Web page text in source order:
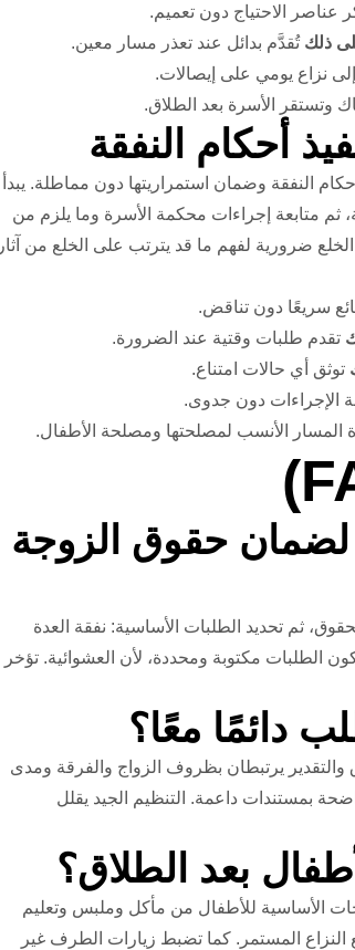
عناصر الاحتياج دون تعميم.
ذلك تُقدَّم بدائل عند تعذر مسار معين.
نزاع يومي على إيصالات.
وتستقر الأسرة بعد الطلاق.
النفقة وضمان استمراريتها دون مماطلة. يبدأ
ثم متابعة إجراءات محكمة الأسرة وما يلزم من
ضرورية لفهم ما قد يترتب على الخلع من آثار
سريعًا دون تناقض.
تقدم طلبات وقتية عند الضرورة.
توثق أي حالات امتناع.
الإجراءات دون جدوى.
المسار الأنسب لمصلحتها ومصلحة الأطفال.
لضمان حقوق الزوجة
ثم تحديد الطلبات الأساسية: نفقة العدة
الطلبات مكتوبة ومحددة، لأن العشوائية. تؤخر
والتقدير يرتبطان بظروف الزواج والفرقة ومدى
بمستندات داعمة. التنظيم الجيد يقلل
الأساسية للأطفال من مأكل وملبس وتعليم
المستمر. كما تضبط زيارات الطرف غير